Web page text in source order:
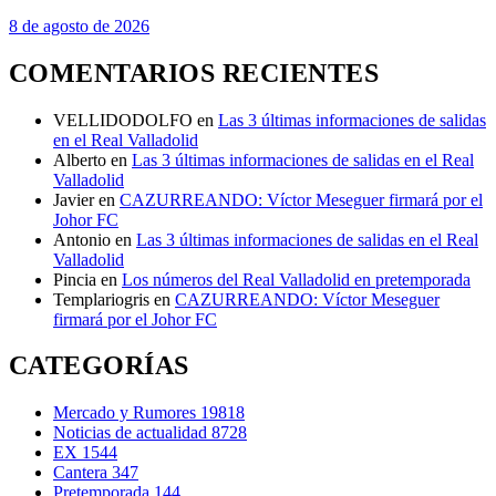
8 de agosto de 2026
COMENTARIOS RECIENTES
VELLIDODOLFO en Las 3 últimas informaciones de salidas
en el Real Valladolid
Alberto en Las 3 últimas informaciones de salidas en el Real
Valladolid
Javier en CAZURREANDO: Víctor Meseguer firmará por el
Johor FC
Antonio en Las 3 últimas informaciones de salidas en el Real
Valladolid
Pincia en Los números del Real Valladolid en pretemporada
Templariogris en CAZURREANDO: Víctor Meseguer
firmará por el Johor FC
CATEGORÍAS
Mercado y Rumores 19818
Noticias de actualidad 8728
EX 1544
Cantera 347